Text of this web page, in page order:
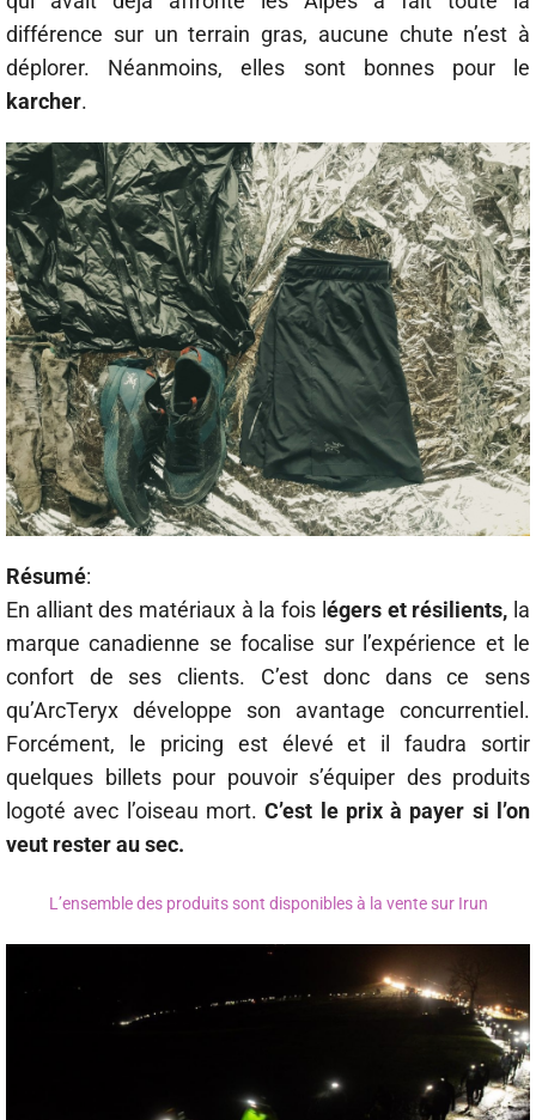
différence sur un terrain gras, aucune chute n’est à
déplorer. Néanmoins, elles sont bonnes pour le
karcher.
Résumé:
En alliant des matériaux à la fois l égers et résilients, la
marque canadienne se focalise sur l’expérience et le
confort de ses clients. C’est donc dans ce sens
qu’ArcTeryx développe son avantage concurrentiel.
Forcément, le pricing est élevé et il faudra sortir
quelques billets pour pouvoir s’équiper des produits
logoté avec l’oiseau mort.C’est le prix à payer si l’on
veut rester au sec.
L’ensemble des produits sont disponibles à la vente sur Irun